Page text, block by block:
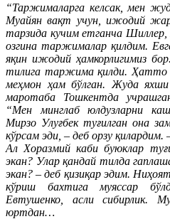
“Таржималарга келсак, мен
Муайян вақт учун, ижодий
тарзида кучим етганча
озгина таржималар қилдим.
яқин ижодий ҳамкорлигимиз
тилига таржима қилди. Ҳатто
меҳмон ҳам бўлган. Жуда
маротаба Тошкентда
“Мен минглаб юлдузларни
Мирзо Улуғбек туғилган она
кўрсам эди, – деб орзу
Ал Хоразмий каби буюклар
экан? Улар қандай тилда
экан? – деб қизиқар эдим.
кўриш бахтига муяссар
Евтушенко, асли сибирлик.
юртдан…